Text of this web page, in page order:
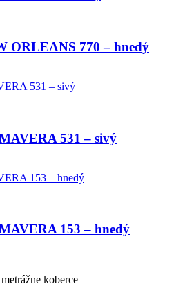
ORLEANS 770 – hnedý
531 – sivý
153 – hnedý